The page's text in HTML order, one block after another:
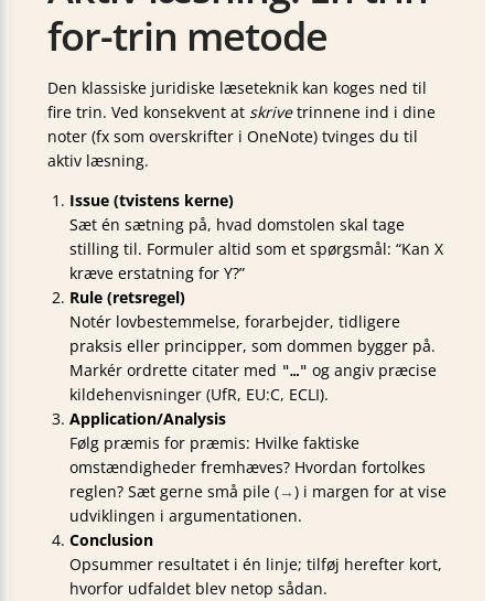
for-trin metode
Den klassiske juridiske læseteknik kan koges ned til
fire trin. Ved konsekvent at skrivetrinnene ind i dine
noter (fx som overskrifter i OneNote) tvinges du til
aktiv læsning.
Issue (tvistens kerne)
Sæt én sætning på, hvad domstolen skal tage
stilling til. Formuler altid som et spørgsmål: “Kan X
kræve erstatning for Y?”
Rule (retsregel)
Notér lovbestemmelse, forarbejder, tidligere
praksis eller principper, som dommen bygger på.
Markér ordrette citater med "…" og angiv præcise
kildehenvisninger (UfR, EU:C, ECLI).
Application/Analysis
Følg præmis for præmis: Hvilke faktiske
omstændigheder fremhæves? Hvordan fortolkes
reglen? Sæt gerne små pile (→) i margen for at vise
udviklingen i argumentationen.
Conclusion
Opsummer resultatet i én linje; tilføj herefter kort,
hvorfor udfaldet blev netop sådan.